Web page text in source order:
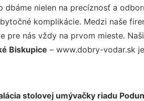
nielen na precíznosť a
komplikácie. Medzi naše
nás vždy na prvom mieste.
Biskupice – www.dobry-vodar.sk
stolovej umývačky riadu